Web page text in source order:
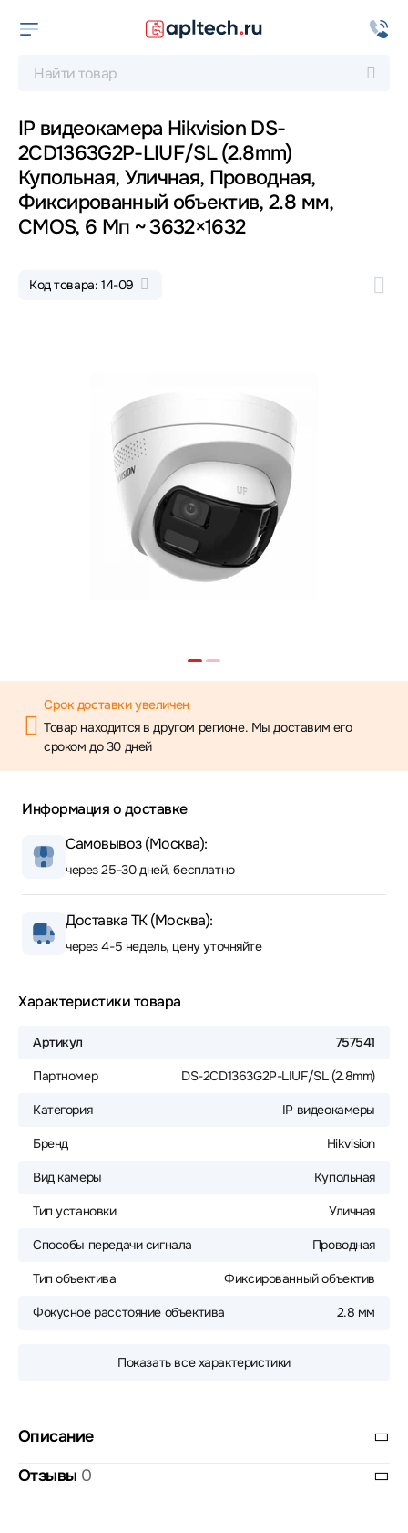
IP видеокамера Hikvision DS-
2CD1363G2P-LIUF/SL (2.8mm)
Купольная, Уличная, Проводная,
Фиксированный объектив, 2.8 мм,
CMOS, 6 Мп ~ 3632×1632
Код товара: 14-09
Срок доставки увеличен
Товар находится в другом регионе. Мы доставим его
сроком до 30 дней
Информация о доставке
Самовывоз (Москва):
через 25-30 дней, бесплатно
Доставка ТК (Москва):
через 4-5 недель, цену уточняйте
Характеристики товара
Артикул 757541
Партномер DS-2CD1363G2P-LIUF/SL (2.8mm)
Категория IP видеокамеры
Бренд Hikvision
Вид камеры Купольная
Тип установки Уличная
Способы передачи сигнала Проводная
Тип объектива Фиксированный объектив
Фокусное расстояние объектива 2.8 мм
Показать все характеристики
Описание
Отзывы 0